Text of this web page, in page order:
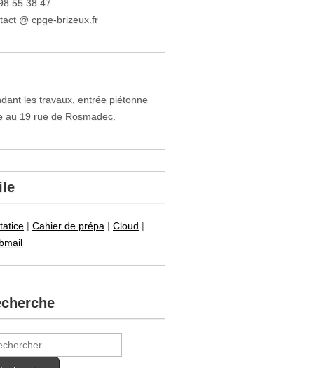
55 38 47
@ cpge-brizeux.fr
les travaux, entrée piétonne
au 19 rue de Rosmadec.
|Cahier de prépa |Cloud |
: